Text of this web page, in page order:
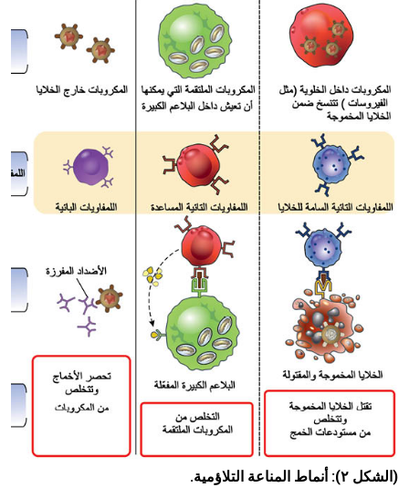
(الشكل ٢): أنماط المناعة التلاؤمية.